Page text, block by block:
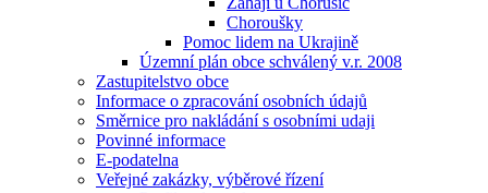
Choroušky
Pomoc lidem na Ukrajině
Územní plán obce schválený v.r. 2008
Zastupitelstvo obce
Informace o zpracování osobních údajů
Směrnice pro nakládání s osobními udaji
Povinné informace
E-podatelna
Veřejné zakázky, výběrové řízení